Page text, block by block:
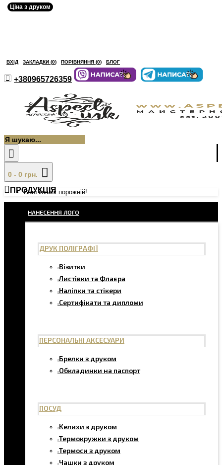
ВХІД ЗАКЛАДКИ (0) ПОРІВНЯННЯ (0) БЛОГ
+380965726359
0 - 0 грн.
Ваш кошик порожній!
ПРОДУКЦІЯ
НАНЕСЕННЯ ЛОГО
ДРУК ПОЛІГРАФІЇ
Візитки
Листівки та Флаєра
Наліпки та стікери
Сертифікати та дипломи
ПЕРСОНАЛЬНІ АКСЕСУАРИ
Брелки з друком
Обкладинки на паспорт
ПОСУД
Келихи з друком
Термокружки з друком
Термоси з друком
Чашки з друком
Ціна з друком